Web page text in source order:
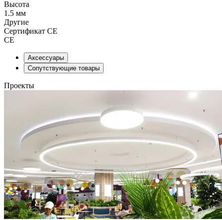
Высота
1.5 мм
Другие
Сертификат CE
CE
Аксессуары
Сопутствующие товары
Проекты